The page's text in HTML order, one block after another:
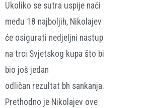
Ukoliko se sutra uspije naći
među 18 najboljih, Nikolajev
će osigurati nedjeljni nastup
na trci Svjetskog kupa što bi
bio još jedan
odličan rezultat bh sankanja.
Prethodno je Nikolajev ove